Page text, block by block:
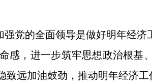
的全面领导是做好明年经济
感，进一步筑牢思想政治根
远加油鼓劲，推动明年经济工